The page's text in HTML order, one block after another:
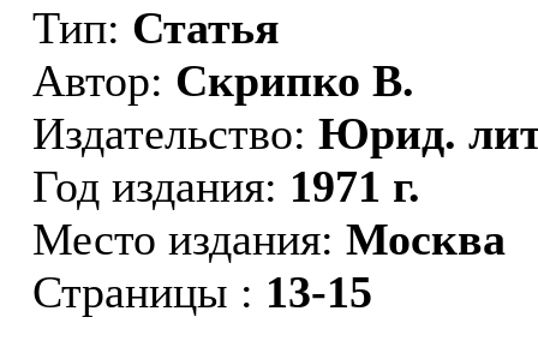
Тип: Статья
Автор: Скрипко В.
Издательство: Юрид.
Год издания: 1971 г.
Место издания: Москва
Страницы : 13-15